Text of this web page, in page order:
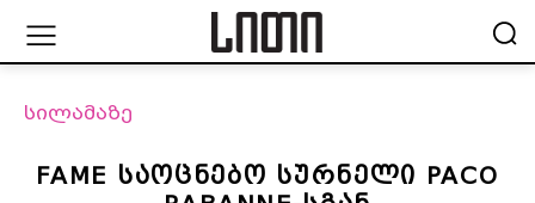
სილამაზე
FAME საოცნებო სურნელი PACO